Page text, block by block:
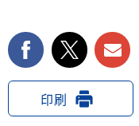
facebooktwitter
印刷